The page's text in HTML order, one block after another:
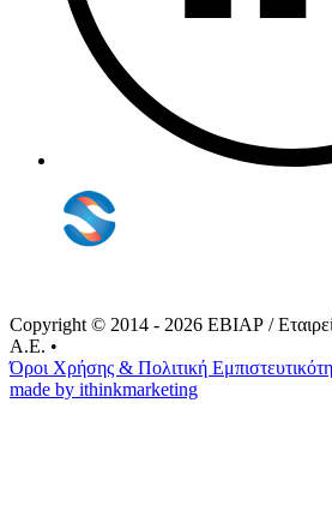
Copyright © 2014 - 2026 ΕΒΙΑΡ /
Α.Ε. •
Όροι Xρήσης & Πολιτική
made by ithinkmarketing